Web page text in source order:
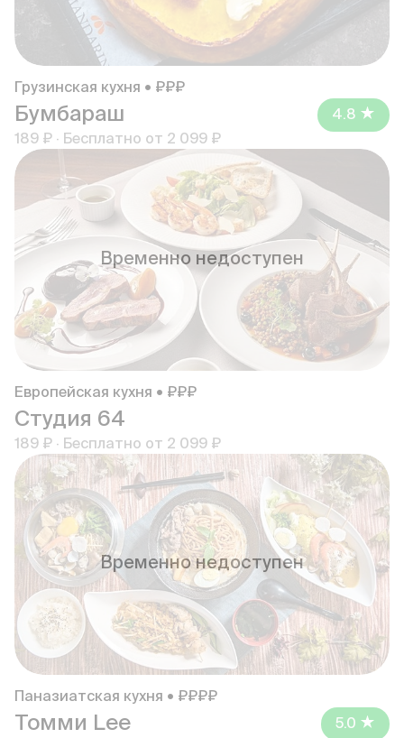
Грузинская кухня • ₽₽₽
Бумбараш
189 ₽ · Бесплатно от 2 099 ₽
4.8
Временно недоступен
Европейская кухня • ₽₽₽
Студия 64
189 ₽ · Бесплатно от 2 099 ₽
Временно недоступен
Паназиатская кухня • ₽₽₽₽
Томми Lee 5.0